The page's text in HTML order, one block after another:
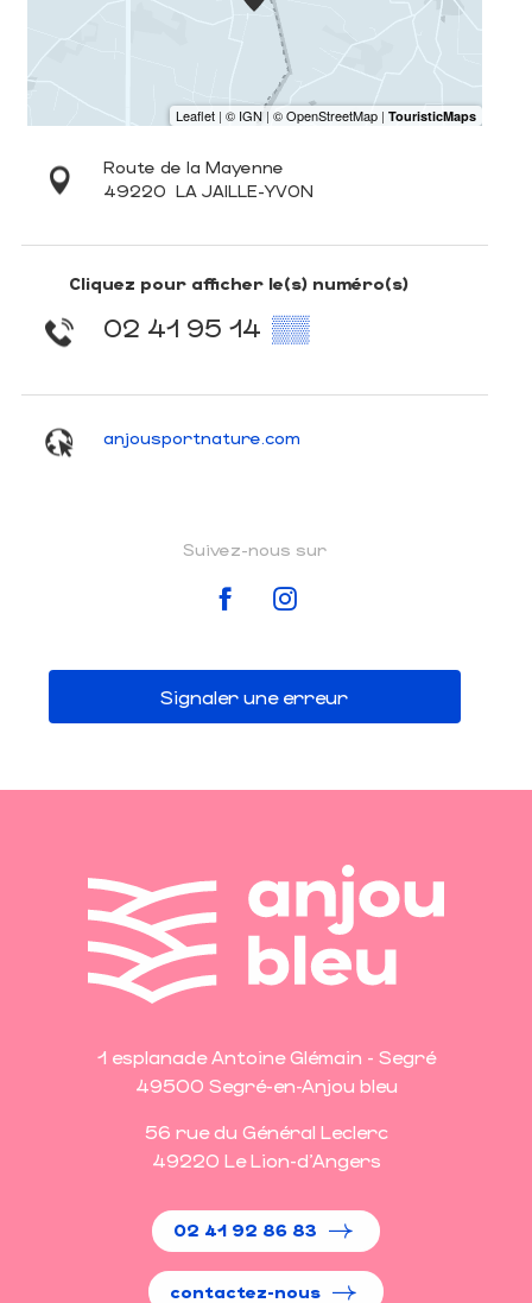
Route de la Mayenne
49220 LA JAILLE-YVON
Cliquez pour afficher le(s) numéro(s)
02 41 95 14 ▒▒
anjousportnature.com
Suivez-nous sur
Signaler une erreur
1 esplanade Antoine Glémain - Segré
49500 Segré-en-Anjou bleu
56 rue du Général Leclerc
49220 Le Lion-d'Angers
02 41 92 86 83
contactez-nous